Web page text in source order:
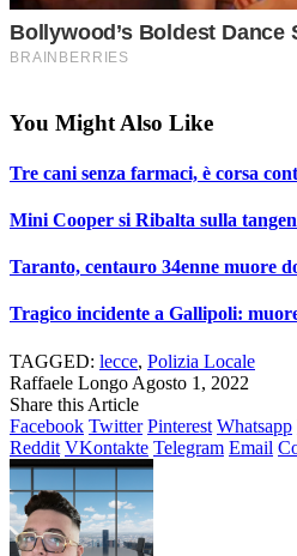
You Might Also Like
Tre cani senza farmaci, è corsa
Mini Cooper si Ribalta sulla
Taranto, centauro 34enne muore
Tragico incidente a Gallipoli:
TAGGED: lecce, Polizia Locale
Raffaele Longo Agosto 1, 2022
Share this Article
Facebook Twitter Pinterest Whatsapp
Reddit VKontakte Telegram Email